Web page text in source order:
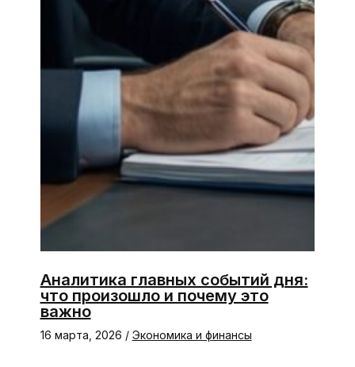
Аналитика главных событий дня:
что произошло и почему это
важно
16 марта, 2026 / Экономика и финансы